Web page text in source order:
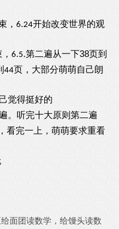
， 6.24开始改变世界的观
6.5.第二遍从一下38页到
44页 ，大部分萌萌自己朗
觉得挺好的
。听完十大原则第二遍
看完一上，萌萌要求重看
面团读数学，给馒头读数